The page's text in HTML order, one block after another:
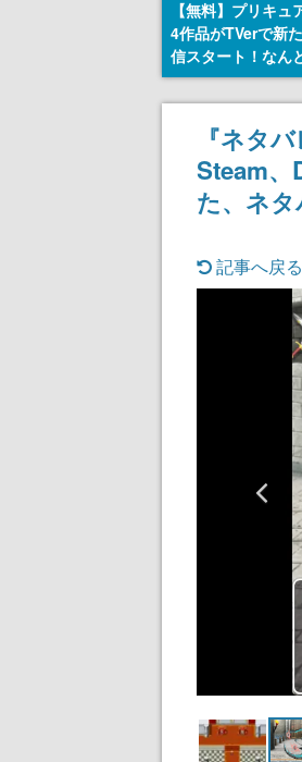
【無料】プリキュ
4作品がTVerで新
信スタート！なん
年～2024年の映画
べてが見放題に、
ゃけありえないラ
『ネタ
Steam、
た、ネ
記事へ戻る